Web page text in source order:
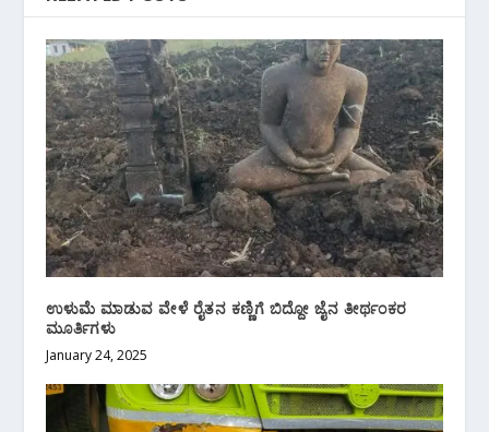
ಉಳುಮೆ ಮಾಡುವ ವೇಳೆ ರೈತನ ಕಣ್ಣಿಗೆ ಬಿದ್ದೋ ಜೈನ ತೀರ್ಥಂಕರ
ಮೂರ್ತಿಗಳು
January 24, 2025